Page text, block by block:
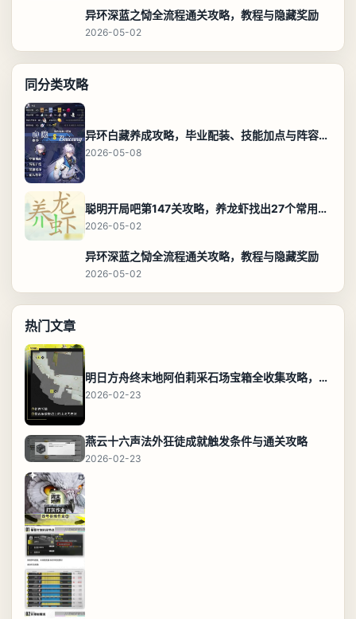
异环深蓝之恸全流程通关攻略，教程与隐藏奖励
2026-05-02
同分类攻略
异环白藏养成攻略，毕业配装、技能加点与阵容搭配保姆级解析
2026-05-08
聪明开局吧第147关攻略，养龙虾找出27个常用字通关答案
2026-05-02
异环深蓝之恸全流程通关攻略，教程与隐藏奖励
2026-05-02
热门文章
明日方舟终末地阿伯莉采石场宝箱全收集攻略，全点位分布图与路线
2026-02-23
燕云十六声法外狂徒成就触发条件与通关攻略
2026-02-23